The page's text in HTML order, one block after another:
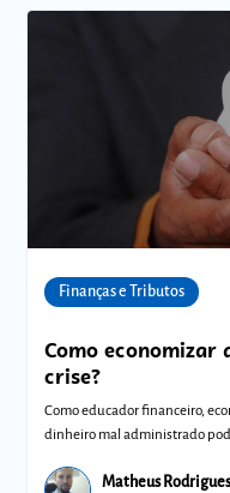
Finanças e Tributos
Como economizar
crise?
Como educador financeiro,
dinheiro mal administrado
Matheus